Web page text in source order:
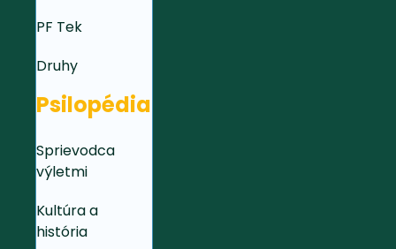
PF Tek
Druhy
Psilopédia
Sprievodca
výletmi
Kultúra a
história